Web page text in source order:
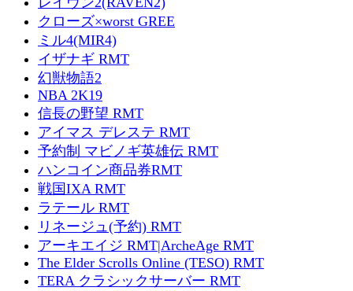
クローズ×worst GREE
ミル4(MIR4)
イザナギ RMT
幻獣物語2
NBA 2K19
信長の野望 RMT
アイマス デレステ RMT
予約制 マビノギ英雄伝 RMT
ハンコイン商品券RMT
戦国IXA RMT
ラテール RMT
リネージュ(予約) RMT
アーキエイジ RMT|ArcheAge RMT
The Elder Scrolls Online (TESO) RMT
TERA クラシックサーバー RMT